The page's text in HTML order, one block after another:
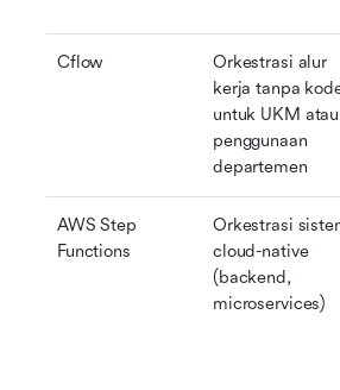
Cflow
Orkestrasi alur
kerja tanpa
untuk UKM atau
penggunaan
departemen
AWS Step
Functions
Orkestrasi
cloud-native
(backend,
microservices)